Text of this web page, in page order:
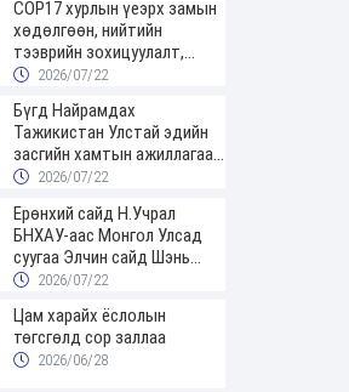
COP17 хурлын үеэрх замын
хөдөлгөөн, нийтийн
тээврийн зохицуулалт,
сургууль, цэцэрлэг, зах,
ажиллах хуваарийг гаргаж,
иргэдэд мэдээлэхийг үүрэг
болголоо
2026/07/22
Бүгд Найрамдах
Тажикистан Улстай эдийн
засгийн хамтын ажиллагааг
өргөжүүлнэ
2026/07/22
Ерөнхий сайд Н.Учрал
БНХАУ-аас Монгол Улсад
суугаа Элчин сайд Шэнь
Миньжюанийг хүлээн авч
2026/07/22
Цам харайх ёслолын
төгсгөлд сор заллаа
2026/06/28